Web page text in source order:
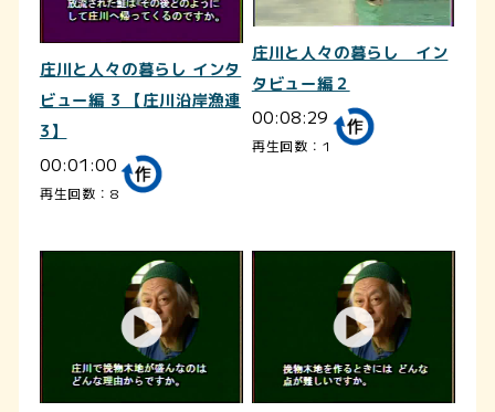
庄川と人々の暮らし インタ
ビュー編 3 【庄川沿岸漁連
3】
00:01:00
再生回数：8
庄川と人々の暮らし イン
タビュー編２
00:08:29
再生回数：1